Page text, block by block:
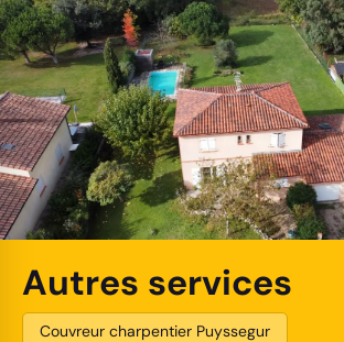
Autres services
Couvreur charpentier Puyssegur